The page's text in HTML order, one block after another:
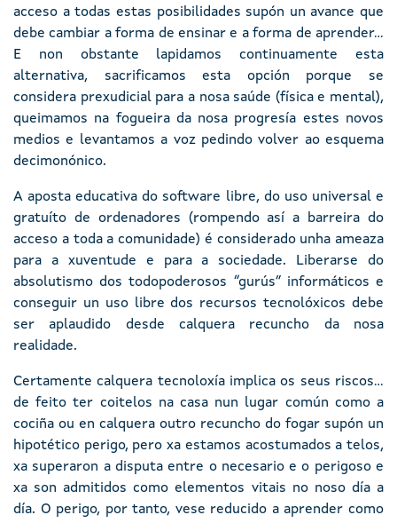
acceso a todas estas posibilidades supón un avance que
debe cambiar a forma de ensinar e a forma de aprender...
E non obstante lapidamos continuamente esta
alternativa, sacrificamos esta opción porque se
considera prexudicial para a nosa saúde (física e mental),
queimamos na fogueira da nosa progresía estes novos
medios e levantamos a voz pedindo volver ao esquema
decimonónico.
A aposta educativa do software libre, do uso universal e
gratuíto de ordenadores (rompendo así a barreira do
acceso a toda a comunidade) é considerado unha ameaza
para a xuventude e para a sociedade. Liberarse do
absolutismo dos todopoderosos “gurús” informáticos e
conseguir un uso libre dos recursos tecnolóxicos debe
ser aplaudido desde calquera recuncho da nosa
realidade.
Certamente calquera tecnoloxía implica os seus riscos...
de feito ter coitelos na casa nun lugar común como a
cociña ou en calquera outro recuncho do fogar supón un
hipotético perigo, pero xa estamos acostumados a telos,
xa superaron a disputa entre o necesario e o perigoso e
xa son admitidos como elementos vitais no noso día a
día. O perigo, por tanto, vese reducido a aprender como